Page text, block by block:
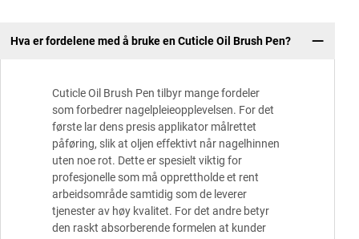
Hva er fordelene med å bruke en Cuticle Oil Brush Pen?
Cuticle Oil Brush Pen tilbyr mange fordeler
som forbedrer nagelpleieopplevelsen. For det
første lar dens presis applikator målrettet
påføring, slik at oljen effektivt når nagelhinnen
uten noe rot. Dette er spesielt viktig for
profesjonelle som må opprettholde et rent
arbeidsområde samtidig som de leverer
tjenester av høy kvalitet. For det andre betyr
den raskt absorberende formelen at kunder